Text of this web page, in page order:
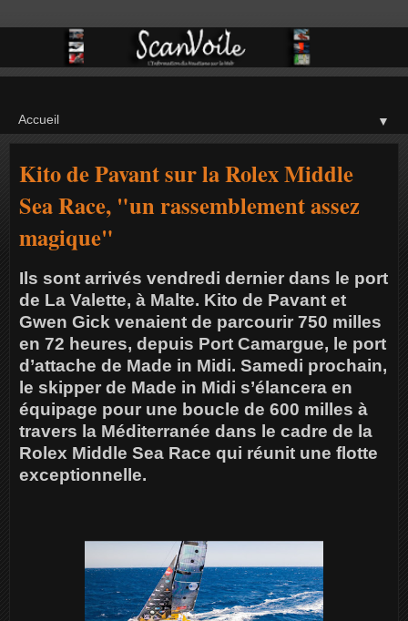
▼
Kito de Pavant sur la Rolex Middle
Sea Race, "un rassemblement assez
magique"
Ils sont arrivés vendredi dernier dans le port
de La Valette, à Malte. Kito de Pavant et
Gwen Gick venaient de parcourir 750 milles
en 72 heures, depuis Port Camargue, le port
d’attache de Made in Midi. Samedi prochain,
le skipper de Made in Midi s’élancera en
équipage pour une boucle de 600 milles à
travers la Méditerranée dans le cadre de la
Rolex Middle Sea Race qui réunit une flotte
exceptionnelle.